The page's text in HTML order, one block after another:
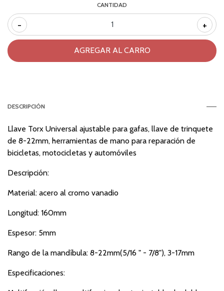
CANTIDAD
- +
DESCRIPCIÓN
Llave Torx Universal ajustable para gafas, llave de trinquete
de 8-22mm, herramientas de mano para reparación de
bicicletas, motocicletas y automóviles
Descripción:
Material: acero al cromo vanadio
Longitud: 160mm
Espesor: 5mm
Rango de la mandíbula: 8-22mm(5/16 " - 7/8"), 3-17mm
Especificaciones: